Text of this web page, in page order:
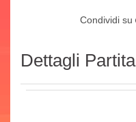
Condividi su
Dettagli Partita